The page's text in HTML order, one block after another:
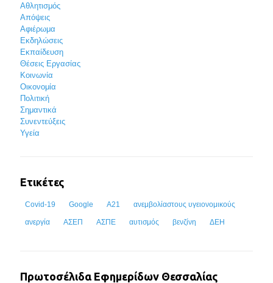
Αθλητισμός
Απόψεις
Αφιέρωμα
Εκδηλώσεις
Εκπαίδευση
Θέσεις Εργασίας
Κοινωνία
Οικονομία
Πολιτική
Σημαντικά
Συνεντεύξεις
Υγεία
Ετικέτες
Covid-19 Google Α21 ανεμβολίαστους υγειονομικούς
ανεργία ΑΣΕΠ ΑΣΠΕ αυτισμός βενζίνη ΔΕΗ
Πρωτοσέλιδα Εφημερίδων Θεσσαλίας